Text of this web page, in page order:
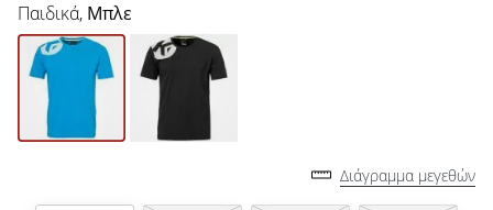
μάρκας
μας.
Εμφάνιση
Παιδικά, Μπλε
Διάγραμμα μεγεθών